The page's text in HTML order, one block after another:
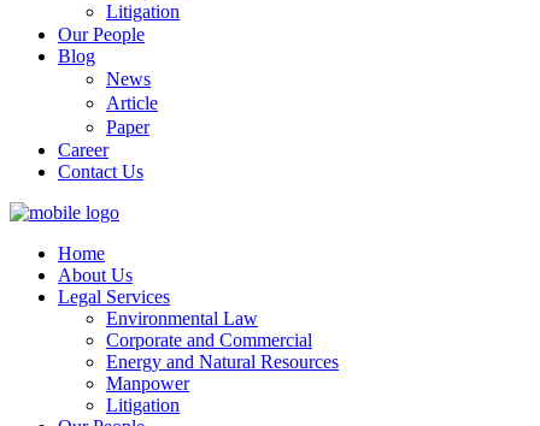
Litigation
Our People
Blog
News
Article
Paper
Career
Contact Us
Home
About Us
Legal Services
Environmental Law
Corporate and Commercial
Energy and Natural Resources
Manpower
Litigation